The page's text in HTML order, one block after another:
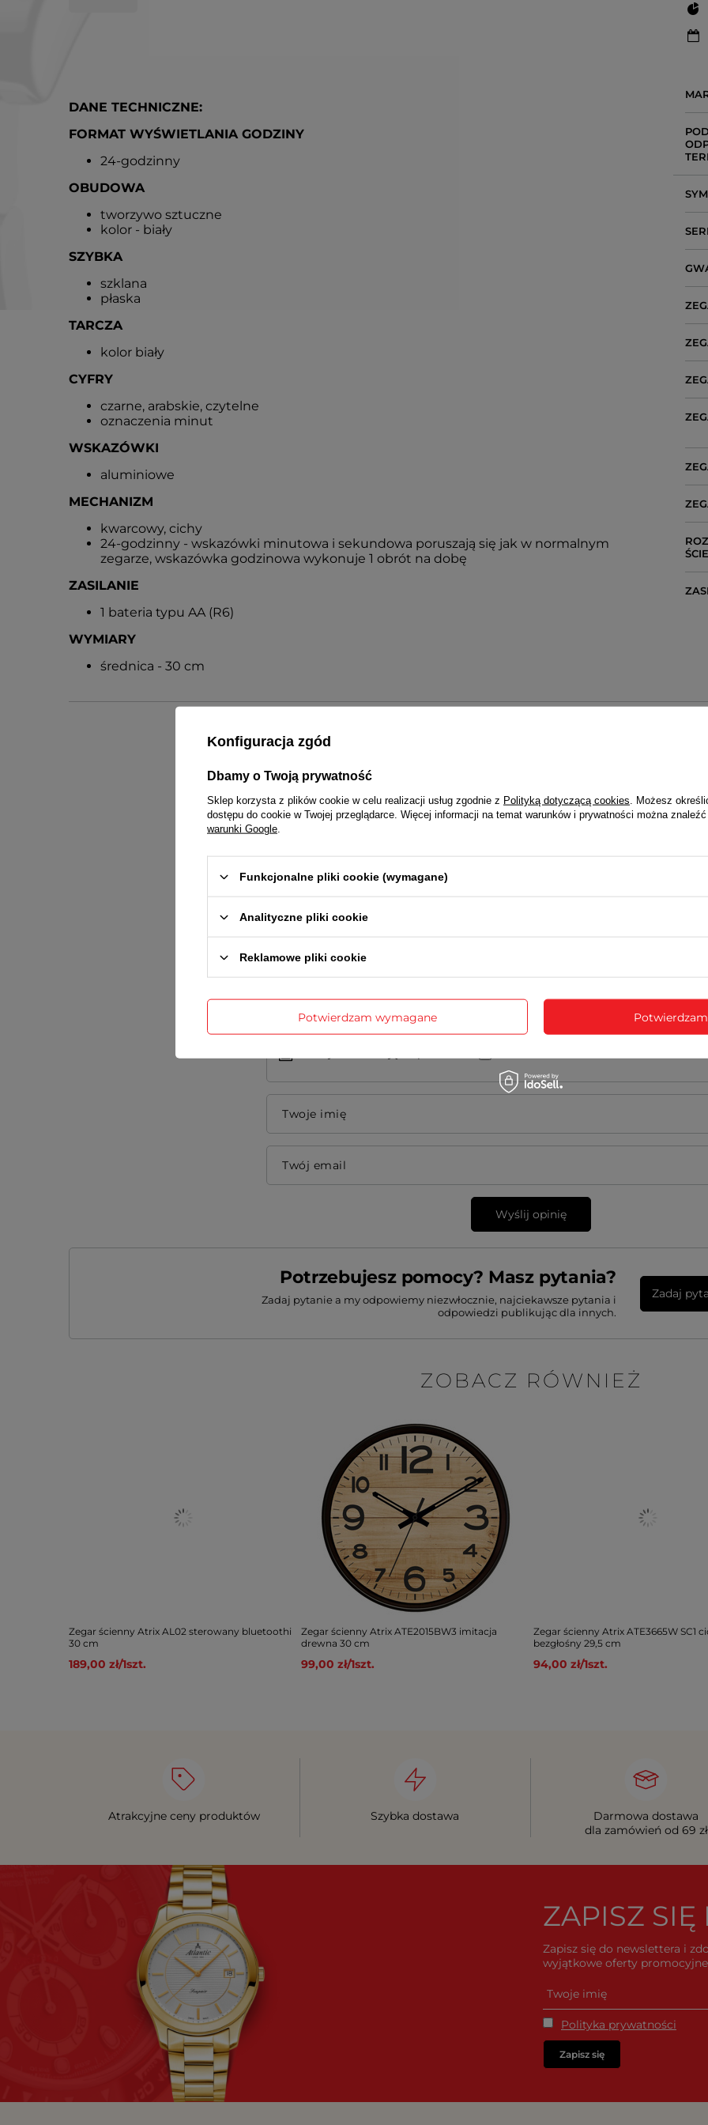
DANE TECHNICZNE:
FORMAT WYŚWIETLANIA GODZINY
24-godzinny
OBUDOWA
tworzywo sztuczne
kolor - biały
SZYBKA
szklana
płaska
TARCZA
kolor biały
CYFRY
czarne, arabskie, czytelne
oznaczenia minut
WSKAZÓWKI
aluminiowe
MECHANIZM
kwarcowy, cichy
24-godzinny - wskazówki minutowa i sekundowa poruszają się jak w normalnym
zegarze, wskazówka godzinowa wykonuje 1 obrót na dobę
ZASILANIE
1 bateria typu AA (R6)
WYMIARY
średnica - 30 cm
Gwarancja realizowana jest za pośrednictwem sklepu na podstawie
Treść twojej opinii
Twoje imię
Twój email
Wyślij opinię
Potrzebujesz pomocy? Masz pytania?
Zadaj pytanie a my odpowiemy niezwłocznie, najciekawsze pytania i
odpowiedzi publikując dla innych.
Zadaj
ZOBACZ RÓWNIEŻ
Zegar ścienny Atrix AL02 sterowany bluetoothi
30 cm
189,00 zł/1szt.
Zegar ścienny Atrix ATE2015BW3 imitacja
drewna 30 cm
99,00 zł/1szt.
Zegar ścienny Atrix ATE3665W SC1
bezgłośny 29,5 cm
94,00 zł/1szt.
Atrakcyjne ceny produktów Szybka dostawa
Darmowa dostawa
dla zamówień od 69 zł
ZAPISZ SIĘ
Zapisz się do newslettera i
wyjątkowe oferty
Polityka prywatności
Zapisz się
Konfiguracja zgód
Dbamy o Twoją prywatność
Sklep korzysta z plików cookie w celu realizacji usług zgodnie z Polityką dotyczącą cookies . Możesz
dostępu do cookie w Twojej przeglądarce. Więcej informacji na temat warunków i prywatności można
warunki Google
Funkcjonalne pliki cookie (wymagane)
Analityczne pliki cookie
Reklamowe pliki cookie
Potwierdzam wymagane